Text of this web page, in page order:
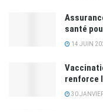
santé
14 JUIN
renforce
30